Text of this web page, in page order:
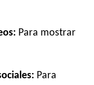
Para mostrar
Para